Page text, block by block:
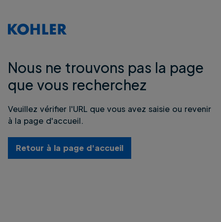
Nous ne trouvons pas la page
que vous recherchez
Veuillez vérifier l'URL que vous avez saisie ou revenir
à la page d'accueil.
Retour à la page d'accueil